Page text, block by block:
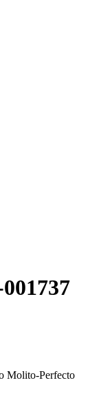
Molito-Perfecto